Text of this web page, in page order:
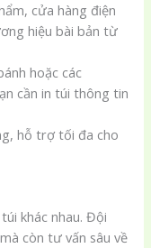
cửa hàng điện
hiệu bài bản từ
hoặc các
cần in túi thông tin
hỗ trợ tối đa cho
khác nhau. Đội
còn tư vấn sâu về